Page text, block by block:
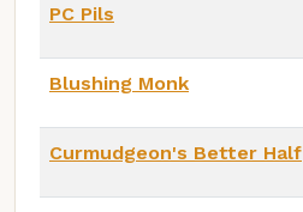
PC Pils
Blushing Monk
Curmudgeon's Better Half